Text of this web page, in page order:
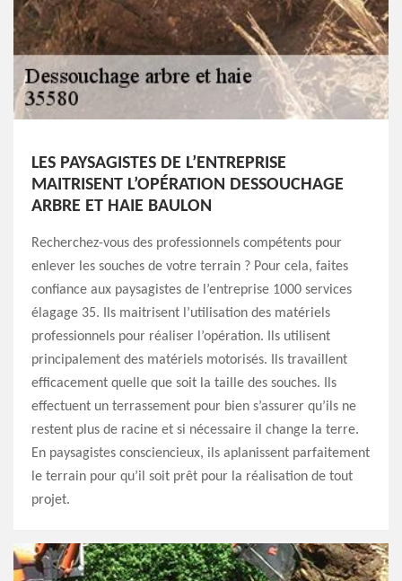
LES PAYSAGISTES DE L’ENTREPRISE
MAITRISENT L’OPÉRATION DESSOUCHAGE
ARBRE ET HAIE BAULON
Recherchez-vous des professionnels compétents pour
enlever les souches de votre terrain ? Pour cela, faites
confiance aux paysagistes de l’entreprise 1000 services
élagage 35. Ils maitrisent l’utilisation des matériels
professionnels pour réaliser l’opération. Ils utilisent
principalement des matériels motorisés. Ils travaillent
efficacement quelle que soit la taille des souches. Ils
effectuent un terrassement pour bien s’assurer qu’ils ne
restent plus de racine et si nécessaire il change la terre.
En paysagistes consciencieux, ils aplanissent parfaitement
le terrain pour qu’il soit prêt pour la réalisation de tout
projet.